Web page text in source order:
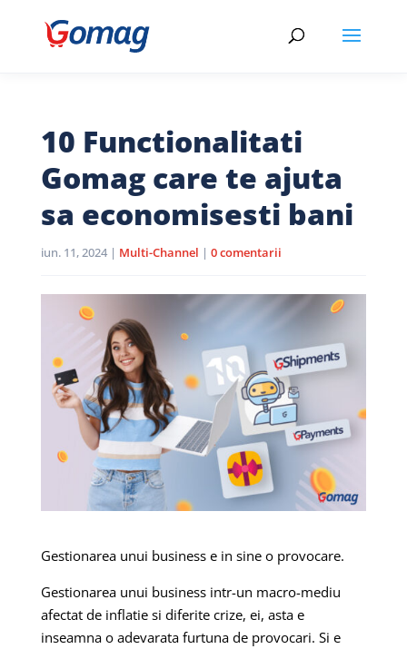
10 Functionalitati
Gomag care te ajuta
sa economisesti bani
iun. 11, 2024| Multi-Channel | 0 comentarii
Gestionarea unui business e in sine o provocare.
Gestionarea unui business intr-un macro-mediu
afectat de inflatie si diferite crize, ei, asta e
inseamna o adevarata furtuna de provocari. Si e